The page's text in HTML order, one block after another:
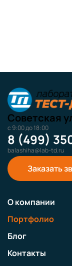
Советская
с 9:00 до 18:00
8 (499)
balashiha@lab-td.ru
Заказать
О компании
Портфолио
Блог
Контакты